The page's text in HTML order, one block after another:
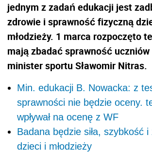
jednym z zadań edukacji jest
zdrowie i sprawność fizyczną
młodzieży. 1 marca rozpoczęto
mają zbadać sprawność uczniów
minister sportu Sławomir Nitras.
Min. edukacji B. Nowacka: z
sprawności nie będzie oceny.
wpływał na ocenę z WF
Badana będzie siła, szybkość
dzieci i młodzieży